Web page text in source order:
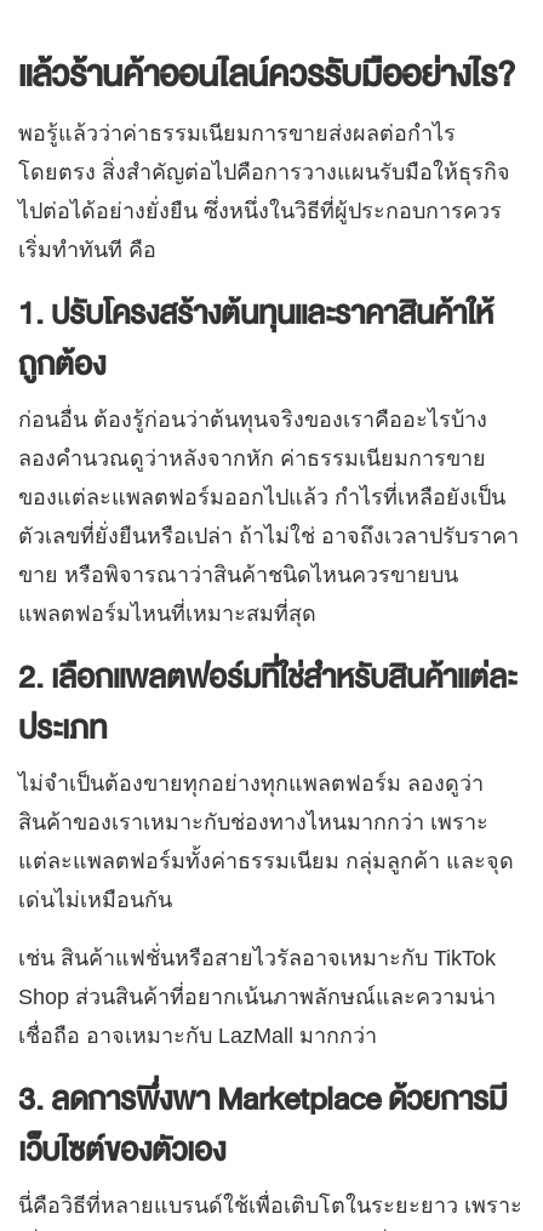
แล้วร้านค้าออนไลน์ควรรับมืออย่างไร?
พอรู้แล้วว่าค่าธรรมเนียมการขายส่งผลต่อกำไร
โดยตรง สิ่งสำคัญต่อไปคือการวางแผนรับมือให้ธุรกิจ
ไปต่อได้อย่างยั่งยืน ซึ่งหนึ่งในวิธีที่ผู้ประกอบการควร
เริ่มทำทันที คือ
1. ปรับโครงสร้างต้นทุนและราคาสินค้าให้
ถูกต้อง
ก่อนอื่น ต้องรู้ก่อนว่าต้นทุนจริงของเราคืออะไรบ้าง
ลองคำนวณดูว่าหลังจากหัก ค่าธรรมเนียมการขาย
ของแต่ละแพลตฟอร์มออกไปแล้ว กำไรที่เหลือยังเป็น
ตัวเลขที่ยั่งยืนหรือเปล่า ถ้าไม่ใช่ อาจถึงเวลาปรับราคา
ขาย หรือพิจารณาว่าสินค้าชนิดไหนควรขายบน
แพลตฟอร์มไหนที่เหมาะสมที่สุด
2. เลือกแพลตฟอร์มที่ใช่สำหรับสินค้าแต่ละ
ประเภท
ไม่จำเป็นต้องขายทุกอย่างทุกแพลตฟอร์ม ลองดูว่า
สินค้าของเราเหมาะกับช่องทางไหนมากกว่า เพราะ
แต่ละแพลตฟอร์มทั้งค่าธรรมเนียม กลุ่มลูกค้า และจุด
เด่นไม่เหมือนกัน
เช่น สินค้าแฟชั่นหรือสายไวรัลอาจเหมาะกับ TikTok
Shop ส่วนสินค้าที่อยากเน้นภาพลักษณ์และความน่า
เชื่อถือ อาจเหมาะกับ LazMall มากกว่า
3. ลดการพึ่งพา Marketplace ด้วยการมี
เว็บไซต์ของตัวเอง
นี่คือวิธีที่หลายแบรนด์ใช้เพื่อเติบโตในระยะยาว เพราะ